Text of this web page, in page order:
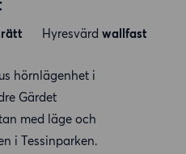
Hyresvärd wallfast
hörnlägenhet i
Gärdet
med läge och
i Tessinparken.